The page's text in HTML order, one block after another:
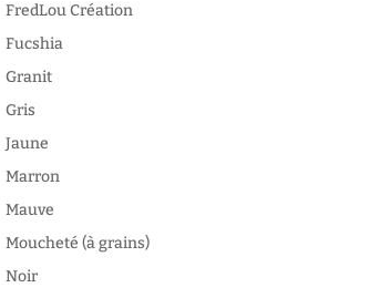
FredLou Création
Fucshia
Granit
Gris
Jaune
Marron
Mauve
Moucheté (à grains)
Noir